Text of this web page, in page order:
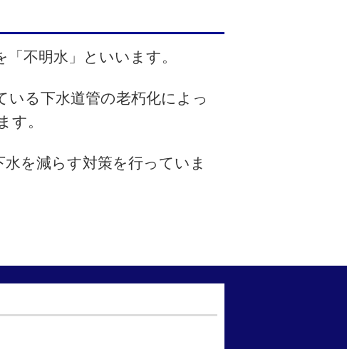
不明水」といいます。
る下水道管の老朽化によっ
す。
を減らす対策を行っていま